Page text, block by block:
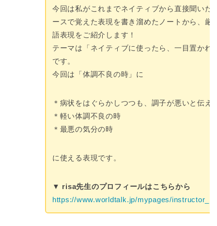
今回は私がこれまでネイティブから直接聞いた
ースで覚えた表現を書き溜めたノートから、厳
語表現をご紹介します！
テーマは「ネイティブに使ったら、一目置かれ
です。
今回は「体調不良の時」に
＊病状をはぐらかしつつも、調子が悪いと伝え
＊軽い体調不良の時
＊最悪の気分の時
に使える表現です。
▼ risa先生のプロフィールはこちらから
https://www.worldtalk.jp/mypages/